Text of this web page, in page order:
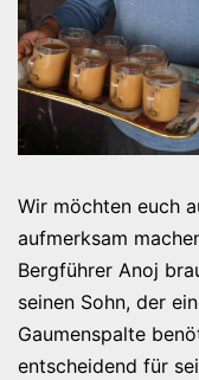
Wir möchten euch
aufmerksam
Bergführer Anoj
seinen Sohn, der
Gaumenspalte
entscheidend für